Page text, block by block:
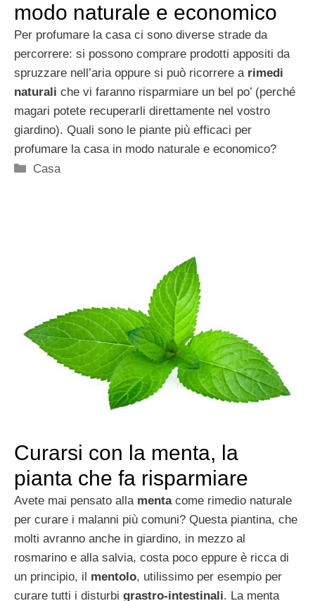
modo naturale e economico
Per profumare la casa ci sono diverse strade da
percorrere: si possono comprare prodotti appositi da
spruzzare nell’aria oppure si può ricorrere a rimedi
naturali che vi faranno risparmiare un bel po’ (perché
magari potete recuperarli direttamente nel vostro
giardino). Quali sono le piante più efficaci per
profumare la casa in modo naturale e economico?
Categorie
Casa
Curarsi con la menta, la
pianta che fa risparmiare
Avete mai pensato alla mentacome rimedio naturale
per curare i malanni più comuni? Questa piantina, che
molti avranno anche in giardino, in mezzo al
rosmarino e alla salvia, costa poco eppure è ricca di
un principio, il mentolo, utilissimo per esempio per
curare tutti i disturbi grastro-intestinali. La menta